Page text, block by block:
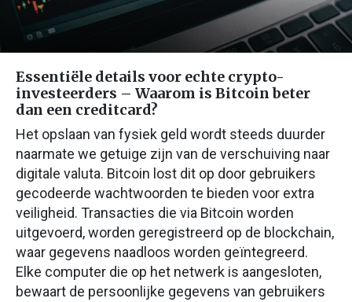
Essentiële details voor echte crypto-
investeerders – Waarom is Bitcoin beter
dan een creditcard?
Het opslaan van fysiek geld wordt steeds duurder
naarmate we getuige zijn van de verschuiving naar
digitale valuta. Bitcoin lost dit op door gebruikers
gecodeerde wachtwoorden te bieden voor extra
veiligheid. Transacties die via Bitcoin worden
uitgevoerd, worden geregistreerd op de blockchain,
waar gegevens naadloos worden geïntegreerd.
Elke computer die op het netwerk is aangesloten,
bewaart de persoonlijke gegevens van gebruikers